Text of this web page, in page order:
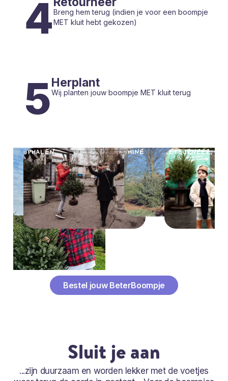
4Breng hem terug (indien je voor een boompje
MET kluit hebt gekozen)
5Herplant
Wij planten jouw boompje MET kluit terug
OPHALEN SHINE RETOURNEER
Bestel jouw BeterBoompje
Sluit je aan
...zijn duurzaam en worden lekker met de voetjes